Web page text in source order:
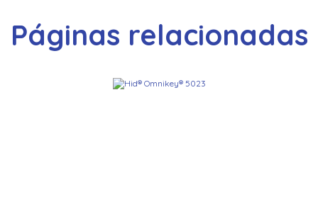
Páginas relacionadas